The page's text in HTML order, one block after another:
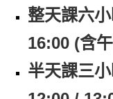
整天課六
16:00 (含
半天課三